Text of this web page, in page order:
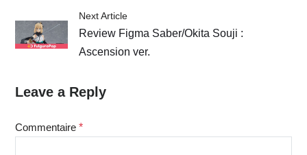
Next Article
Review Figma Saber/Okita Souji :
Ascension ver.
Leave a Reply
Commentaire *